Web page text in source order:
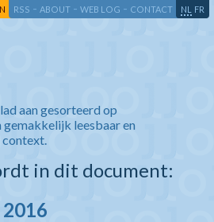
RSS - ABOUT - WEB LOG - CONTACT NL FR
aan gesorteerd op
leesbaar en
context.
in dit document: